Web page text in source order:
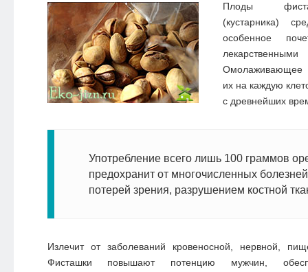
Плоды
(кустарника)
особенное
Омолаживающее
их на каждую
с древнейших
Употребление всего лишь 100 граммов
предохранит от многочисленных
потерей зрения, разрушением костной
Излечит от заболеваний кровеносной, нервной,
Фисташки повышают потенцию мужчин,